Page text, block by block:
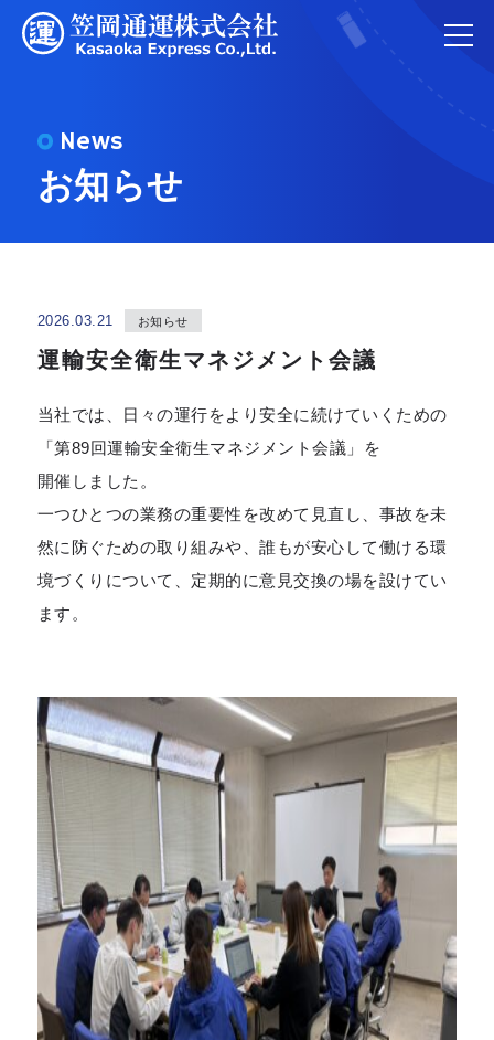
News
お知らせ
2026.03.21 お知らせ
運輸安全衛生マネジメント会議
当社では、日々の運行をより安全に続けていくための
「第89回運輸安全衛生マネジメント会議」を
開催しました。
一つひとつの業務の重要性を改めて見直し、事故を未
然に防ぐための取り組みや、誰もが安心して働ける環
境づくりについて、定期的に意見交換の場を設けてい
ます。